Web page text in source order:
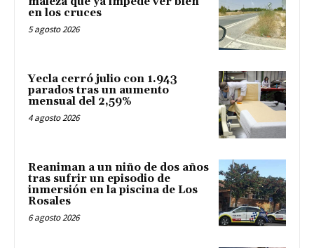
en los cruces
5 agosto 2026
Yecla cerró julio con 1.943
parados tras un aumento
mensual del 2,59%
4 agosto 2026
Reaniman a un niño de dos años
tras sufrir un episodio de
inmersión en la piscina de Los
Rosales
6 agosto 2026